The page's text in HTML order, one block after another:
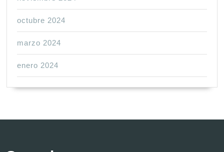
octubre 2024
marzo 2024
enero 2024